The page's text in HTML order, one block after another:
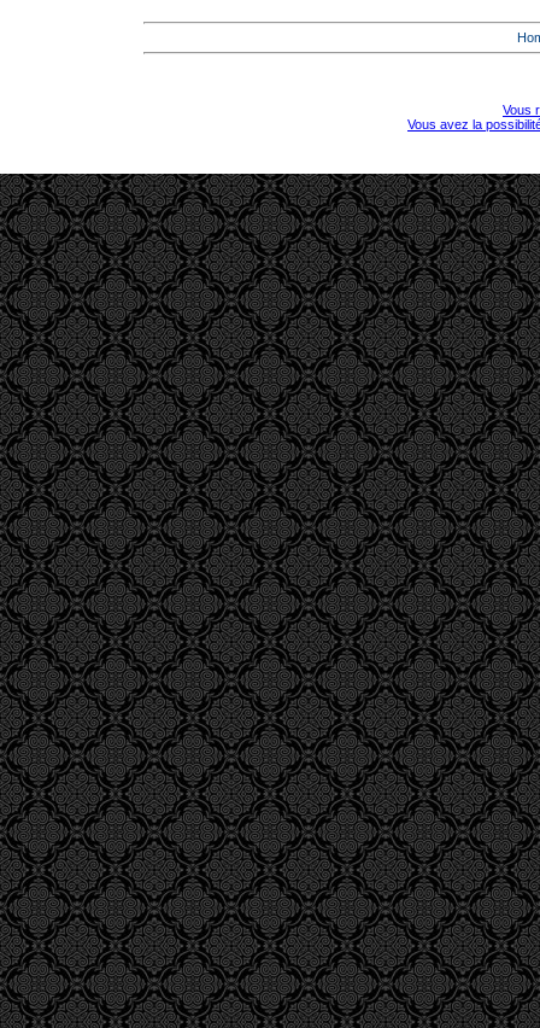
Vous
Vous avez la